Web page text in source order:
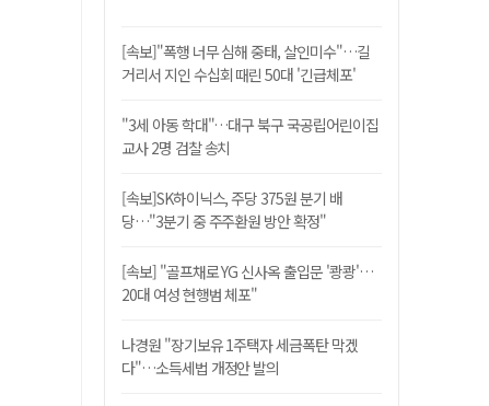
[속보]"폭행 너무 심해 중태, 살인미수"…길
거리서 지인 수십회 때린 50대 '긴급체포'
"3세 아동 학대"…대구 북구 국공립어린이집
교사 2명 검찰 송치
[속보]SK하이닉스, 주당 375원 분기 배
당…"3분기 중 주주환원 방안 확정"
[속보] "골프채로 YG 신사옥 출입문 '쾅쾅'…
20대 여성 현행범 체포"
나경원 "장기보유 1주택자 세금폭탄 막겠
다"…소득세법 개정안 발의